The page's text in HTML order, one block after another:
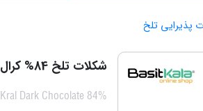
پذیرایی تلخ
شکلات تلخ 84% کرال
Kral Dark Chocolate 84%